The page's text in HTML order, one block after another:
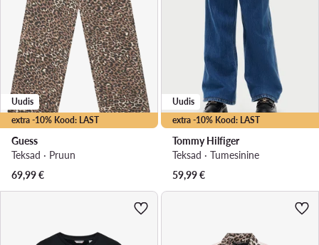
extra -10% Kood: LAST
Uudis
Guess
Teksad · Pruun
69,99€
extra -10% Kood: LAST
Uudis
Tommy Hilfiger
Teksad · Tumesinine
59,99€